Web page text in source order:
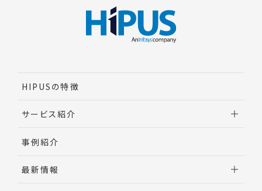
HIPUSの特徴
サービス紹介
調達AI・DX
事例紹介
最新情報